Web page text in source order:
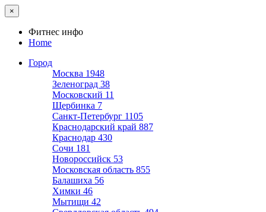
×
Фитнес инфо
Home
Город
Москва 1948
Зеленоград 38
Московский 11
Щербинка 7
Санкт-Петербург 1105
Краснодарский край 887
Краснодар 430
Сочи 181
Новороссийск 53
Московская область 855
Балашиха 56
Химки 46
Мытищи 42